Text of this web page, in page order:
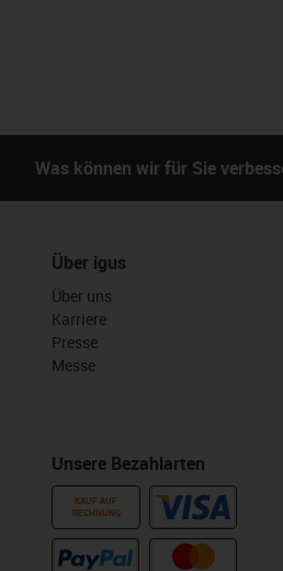
Was können wir für Sie
Über igus
Über uns
Karriere
Presse
Messe
Unsere Bezahlarten
KAUF AUF
RECHNUNG